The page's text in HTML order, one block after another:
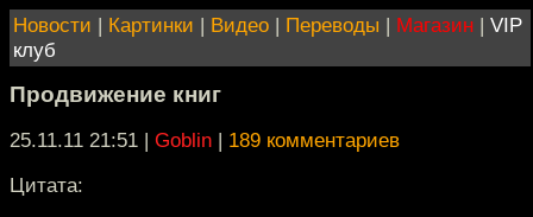
Новости | Картинки | Видео | Переводы | Магазин | VIP
клуб
Продвижение книг
25.11.11 21:51 | Goblin | 189 комментариев
Цитата: